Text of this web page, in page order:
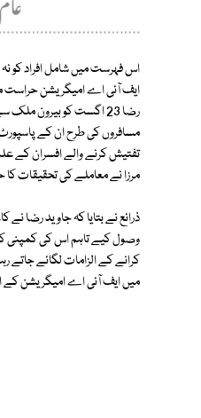
اس فہرست میں شامل افراد کو
ایف آئی اے امیگریشن حراست
رضا 23 اگست کو بیرون
مسافروں کی طرح ان کے
تفتیش کرنے والے افسران کے
مرزا نے معاملے کی تحقیقات
وصول کیے تاہم اس کی کمپنی کا
کرانے کے الزامات لگائے جاتے
میں ایف آئی اے امیگریشن کے